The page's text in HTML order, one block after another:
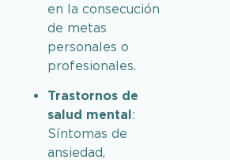
en la consecución
de metas
personales o
profesionales.
Trastornos de
salud mental:
Síntomas de
ansiedad,